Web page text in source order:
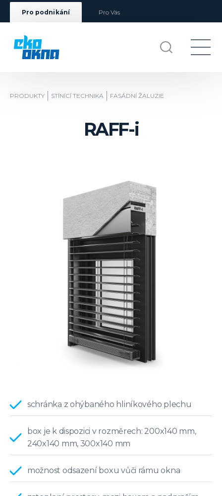
Pro podnikání Pro Vás
PRODUKTY STÍNÍCÍ TECHNIKA FASÁDNÍ ŽALUZIE
RAFF-i
schránka z ohýbaného hliníkového plechu
box je k dispozici v rozměrech: 200x140 mm,
240x140 mm, 300x140 mm
možnost odsazení boxu vůči rámu okna